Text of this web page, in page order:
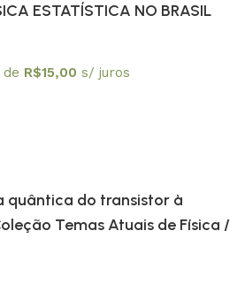
ESTATÍSTICA NO BRASIL
de R$15,00 s/ juros
quântica do transistor à
Temas Atuais de Física /